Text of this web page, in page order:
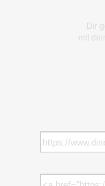
Dir
mit